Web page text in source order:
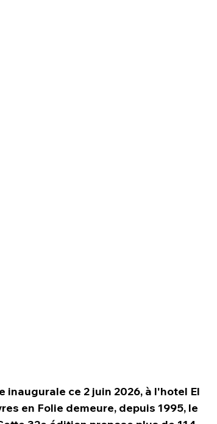
ce 2 juin 2026, à l'hotel El
en Folie demeure, depuis 1995, le